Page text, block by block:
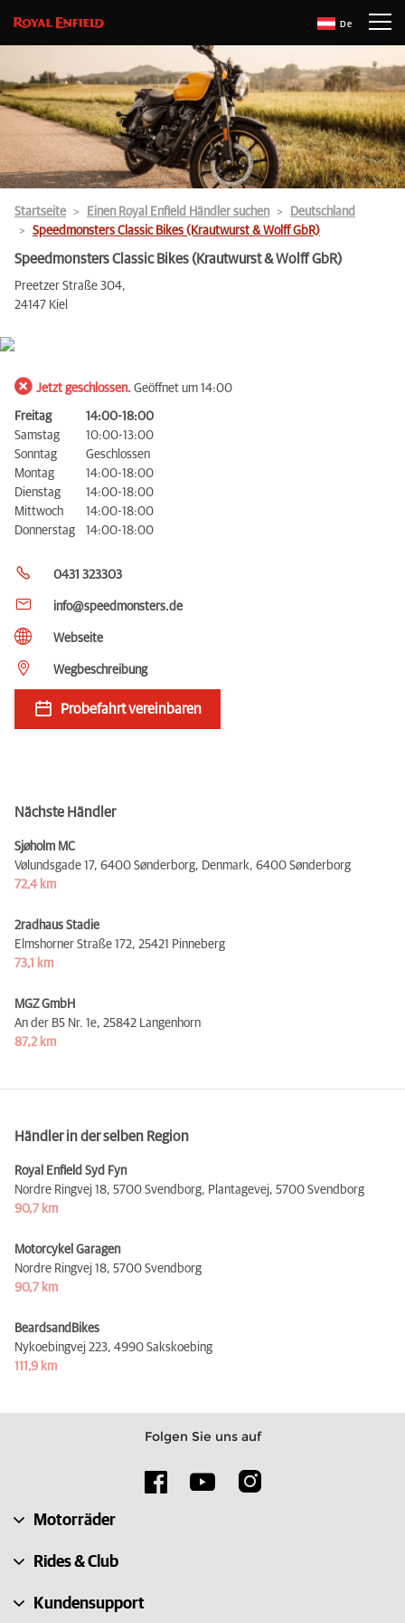
De
Startseite Einen Royal Enfield Händler suchen
Deutschland
Speedmonsters Classic Bikes (Krautwurst & Wolff GbR)
Speedmonsters Classic Bikes (Krautwurst & Wolff GbR)
Preetzer Straße 304,
24147 Kiel
Jetzt geschlossen. Geöffnet um 14:00
Freitag
14:00-18:00
Samstag
10:00-13:00
Sonntag
Geschlossen
Montag
14:00-18:00
Dienstag
14:00-18:00
Mittwoch
14:00-18:00
Donnerstag
14:00-18:00
0431 323303
info@speedmonsters.de
Webseite
Wegbeschreibung
Probefahrt vereinbaren
Nächste Händler
Sjøholm MC
Vølundsgade 17, 6400 Sønderborg, Denmark, 6400 Sønderborg
72,4 km
2radhaus Stadie
Elmshorner Straße 172, 25421 Pinneberg
73,1 km
MGZ GmbH
An der B5 Nr. 1e, 25842 Langenhorn
87,2 km
Händler in der selben Region
Royal Enfield Syd Fyn
Nordre Ringvej 18, 5700 Svendborg, Plantagevej, 5700 Svendborg
90,7 km
Motorcykel Garagen
Nordre Ringvej 18, 5700 Svendborg
90,7 km
BeardsandBikes
Nykoebingvej 223, 4990 Sakskoebing
111,9 km
Folgen Sie uns auf
Motorräder
Rides & Club
Kundensupport